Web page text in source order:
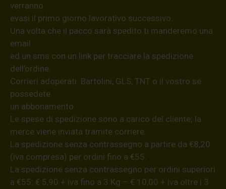
verranno
evasi il primo giorno lavorativo successivo.
Una volta che il pacco sarà spedito ti manderemo una
email
ed un sms con un link per tracciare la spedizione
dell’ordine.
Corrieri adoperati: Bartolini, GLS, TNT o il vostro se
possedete
un abbonamento.
Le spese di spedizione sono a carico del cliente; la
merce viene inviata tramite corriere.
La spedizione senza contrassegno a partire da €8,20
(iva compresa) per ordini fino a €55.
La spedizione senza contrassegno per ordini superiori
a €55: € 5,90 + iva fino a 3 Kg – € 10,00 + iva oltre i 3